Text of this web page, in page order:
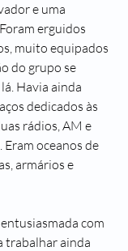
e uma
erguidos
muito equipados
do grupo se
Havia ainda
dedicados às
rádios, AM e
oceanos de
armários e
com
trabalhar ainda